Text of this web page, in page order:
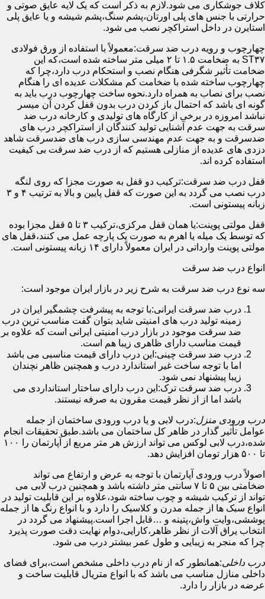
کلاف جوشکاری می شود.لازم به ذکر است که یک لایه عایق صوتی و
حرارتی با جنس های پلی اورتان،پشم سنگ،پشم شیشه و یا عایق پلی
استایرن در داخل استراکچر نصب می شود.
چهارچوب و رویه درب ضد سرقت:معمولاً با استفاده از ورق فولادی
ST۳۷ به ضخامت ۱.۵ تا ۲ میلی متر ساخته شده است،که این
ضخامت تأثیر شگرفی هنگام نصب و استحکام درب دارد،چرا که
چهارچوب ساخته شده با ضخامت کم مشکلات عدیده ای را هنگام
نصب برای نصاب به همراه دارد.نحوه ساخت چهارچوب درب باید به
گونه ای باشد که احتمال باز کردن درب بدون قفل کردن آن میسر
نباشد امروزه در برخی از کارگاه های تولیدی و کارخانه درب ضد
سرقت به جهت عدم آشنایی تولید کنندگان از استراکچر درب های
ضدسرقت و به جهت عدم مهندسی سازی درب های ضدسرقت شاهد
دزدی های عدیده از منازلی هستیم که از درب ضد سرقت بی کیفیت
استفاده کرده اند.
قفل درب ضد سرقت:ترکیب دو قفل به صورت مجزا که روی لنگه
درب نصب می گردد به این صورت که قفل پایین و بالا به ترتیب ۴ و ۳
زبانه پیستونی است.
قفل مولتی پوینت:یا همان قفل مرکزی،ترکیب ۳ تا ۵ قفل مجزا بوده
که توسط یک میله یا اهرم به صورت یک پارچه عمل می کنند،قفل های
مولتی پوینت وارداتی در ایران معمولاً دارای ۱۴ زبانه پیستونی است.
انواع درب ضد سرقت
سه نوع درب ضد سرقت به شرح زیر در بازار ایران موجود است:
درب ضد سرقت ایرانی:با توجه به پیشرفت چشمگیر ایران در
زمینه تولید درب های امنیتی شاید بتوان گفت مناسب ترین درب
ضد سرقت موجود در بازار درب امنیتی ایرانی است که علاوه بر
قیمت مناسب دارای ظاهری زیبا هم است.
درب ضد سرقت چینی:این درب دارای قیمت مناسبی می باشد
اما با توجه ساخت غیر استاندارد درب و همچنین ظاهر نچندان
زیبا پیشنهاد نمی شود.
درب ضد سرقت ترک:این درب دارای ساختار استانداردی می
باشد اما از از نظر قیمت مقرون به صرفه نیستند.
درب ورودی منزل:درب لابی و یا درب ورودی ساختمان از جمله
عوامل تأثیر گذار در ظاهر کل ساختمان می باشد.طبق تحقیقات انجام
شده،درب لابی لوکس می تواند ارزش هر متر مربع از آپارتمان را ۱۰۰
تا ۵۰۰ هزار تومان افزایش دهد.
اصولاً درب ورودی آپارتمان با توجه به عرض و ارتفاع می تواند
ضخامتی بین ۵ تا ۷ سانتی متر داشته باشد و همچنین درب لابی می
تواند از ترکیب شیشه و چوب ساخته شود،علاوه بر این قابلیت تولید در
انواع سبک ها از جمله مدرن و کلاسیک را دارد و با انواع رنگ ها از جمله
پوششی،وایت واش،پتینه و …قابل اجرا است.پیشنهاد می گردد در
انتخاب یراق آلات از نظر ظاهر،کارایی،دوام نهایت دقت صورت پذیرد
چرا که منجر به زیبایی و طول عمر بیشتر درب می شود.
درب داخلی:همانطور که از نام درب داخلی مشخص است،برای فضای
داخلی منازل مناسب می باشد که با انواع متریال قابلیت ساخت و
عرضه در بازار را دارد.